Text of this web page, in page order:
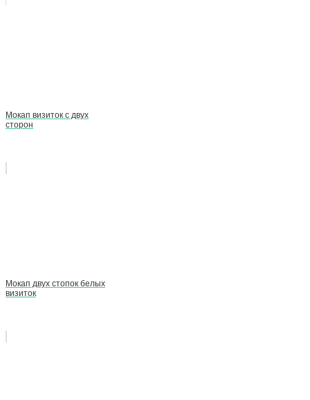
Мокап визиток с двух
сторон
Мокап двух стопок белых
визиток